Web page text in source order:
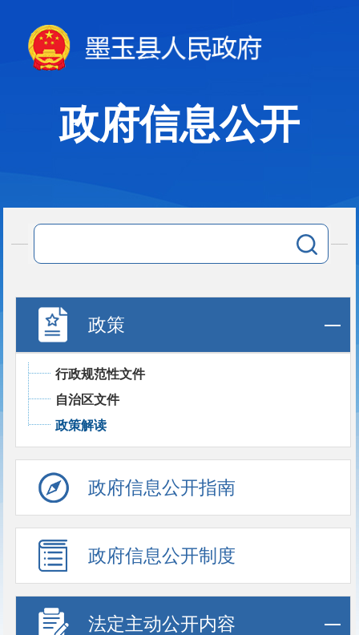
政府信息公开
政策
行政规范性文件
自治区文件
政策解读
政府信息公开指南
政府信息公开制度
法定主动公开内容